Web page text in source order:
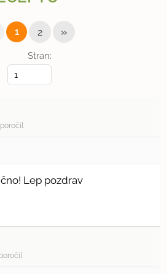
Stran:
1 2 »
Lep pozdrav